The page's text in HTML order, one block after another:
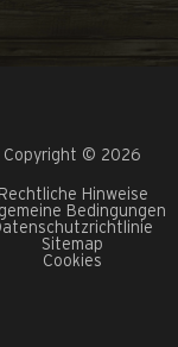
Copyright © 2026
Rechtliche Hinweise
Bedingungen
Sitemap
Cookies